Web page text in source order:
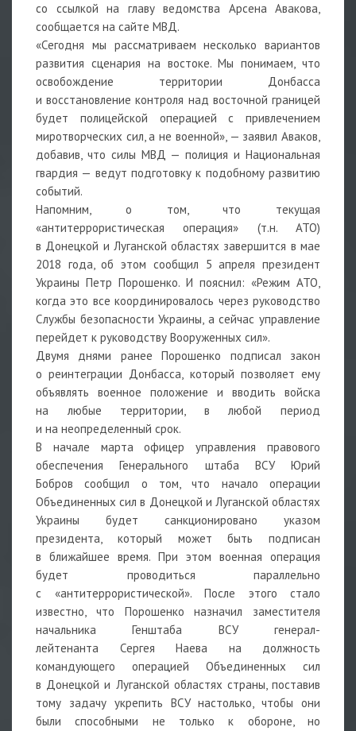
со ссылкой на главу ведомства Арсена Авакова,
сообщается на сайте МВД.
«Сегодня мы рассматриваем несколько вариантов
развития сценария на востоке. Мы понимаем, что
освобождение территории Донбасса
и восстановление контроля над восточной границей
будет полицейской операцией с привлечением
миротворческих сил, а не военной», — заявил Аваков,
добавив, что силы МВД — полиция и Национальная
гвардия — ведут подготовку к подобному развитию
событий.
Напомним, о том, что текущая
«антитеррористическая операция» (т.н. АТО)
в Донецкой и Луганской областях завершится в мае
2018 года, об этом сообщил 5 апреля президент
Украины Петр Порошенко. И пояснил: «Режим АТО,
когда это все координировалось через руководство
Службы безопасности Украины, а сейчас управление
перейдет к руководству Вооруженных сил».
Двумя днями ранее Порошенко подписал закон
о реинтеграции Донбасса, который позволяет ему
объявлять военное положение и вводить войска
на любые территории, в любой период
и на неопределенный срок.
В начале марта офицер управления правового
обеспечения Генерального штаба ВСУ Юрий
Бобров сообщил о том, что начало операции
Объединенных сил в Донецкой и Луганской областях
Украины будет санкционировано указом
президента, который может быть подписан
в ближайшее время. При этом военная операция
будет проводиться параллельно
с «антитеррористической». После этого стало
известно, что Порошенко назначил заместителя
начальника Генштаба ВСУ генерал-
лейтенанта Сергея Наева
на должность
командующего операцией Объединенных сил
в Донецкой и Луганской областях страны, поставив
тому задачу укрепить ВСУ настолько, чтобы они
были способными не только к обороне, но